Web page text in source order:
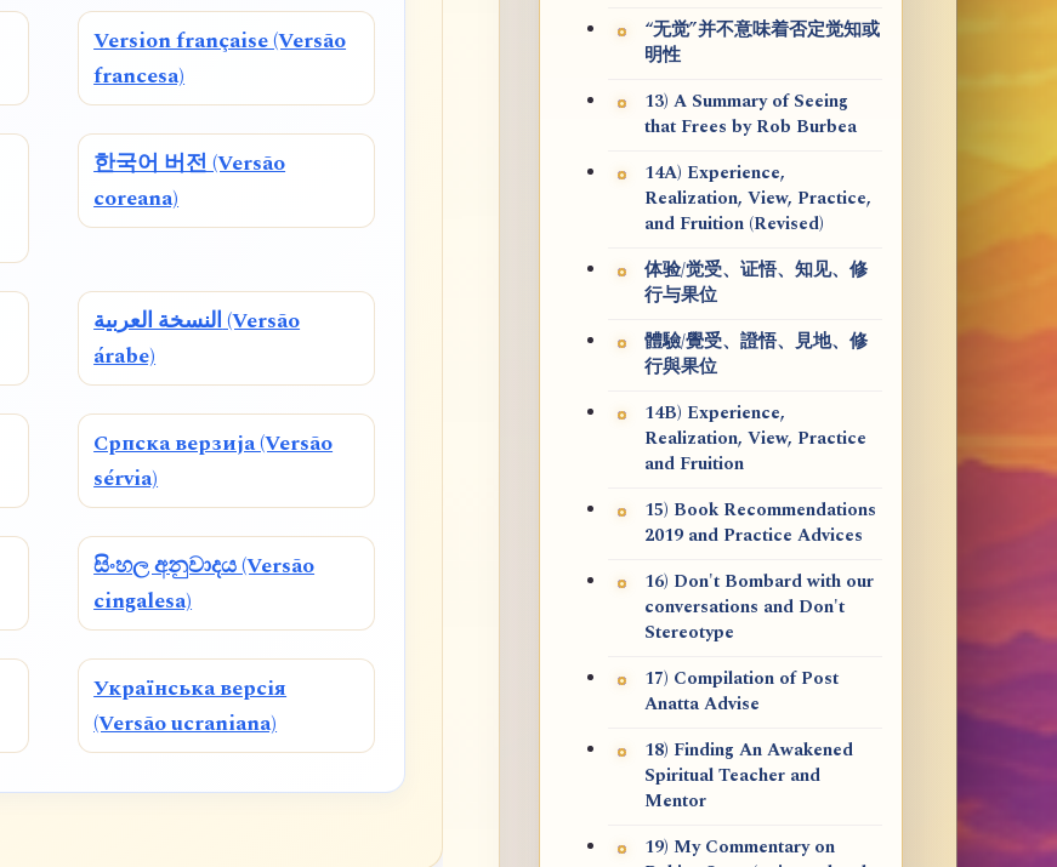
Version française (Versão
francesa)
한국어 버전 (Versão
coreana)
النسخة العربية (Versão
árabe)
Српска верзија (Versão
sérvia)
සිංහල අනුවාදය (Versão
cingalesa)
Українська версія
(Versão ucraniana)
“无觉”并不意味着否定觉知或
明性
13) A Summary of Seeing
that Frees by Rob Burbea
14A) Experience,
Realization, View, Practice,
and Fruition (Revised)
体验/觉受、证悟、知见、修
行与果位
體驗/覺受、證悟、見地、修
行與果位
14B) Experience,
Realization, View, Practice
and Fruition
15) Book Recommendations
2019 and Practice Advices
16) Don't Bombard with our
conversations and Don't
Stereotype
17) Compilation of Post
Anatta Advise
18) Finding An Awakened
Spiritual Teacher and
Mentor
19) My Commentary on